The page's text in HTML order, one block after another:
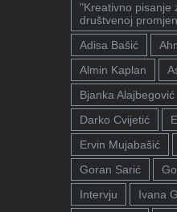
"Kreativno pisanje
društvenoj
Adisa Bašić
Almin Kaplan
Bjanka Alajbegović
Darko Cvijetić
Ervin Mujabašić
Goran Sarić
Intervju
Ivana